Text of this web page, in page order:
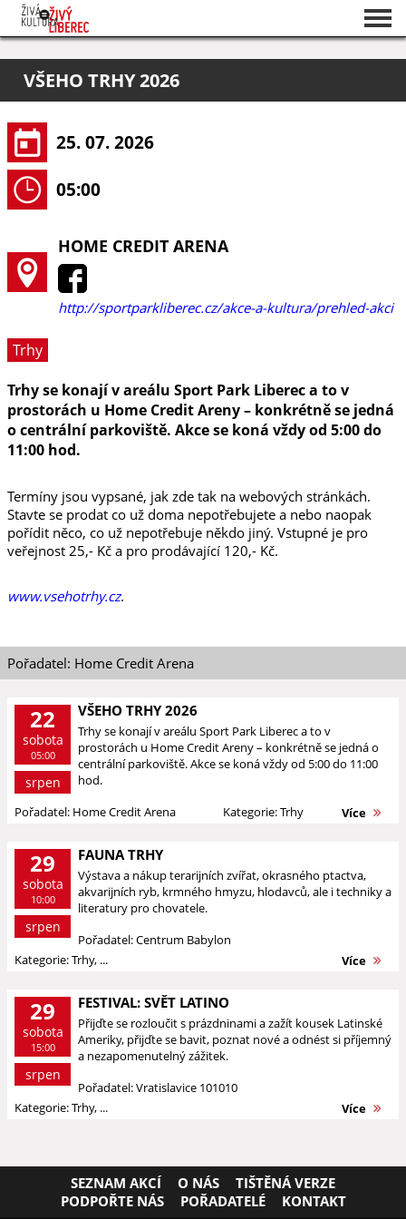
O projektu
Pořadatelé
VŠEHO TRHY 2026
25. 07. 2026
05:00
HOME CREDIT ARENA
http://sportparkliberec.cz/akce-a-kultura/prehled-akci
Trhy
Trhy se konají v areálu Sport Park Liberec a to v
prostorách u Home Credit Areny – konkrétně se jedná
o centrální parkoviště. Akce se koná vždy od 5:00 do
11:00 hod.
Termíny jsou vypsané, jak zde tak na webových stránkách.
Stavte se prodat co už doma nepotřebujete a nebo naopak
pořídit něco, co už nepotřebuje někdo jiný. Vstupné je pro
veřejnost 25,- Kč a pro prodávající 120,- Kč.
www.vsehotrhy.cz.
Pořadatel: Home Credit Arena
22
sobota
05:00
srpen
VŠEHO TRHY 2026
Trhy se konají v areálu Sport Park Liberec a to v
prostorách u Home Credit Areny – konkrétně se jedná o
centrální parkoviště. Akce se koná vždy od 5:00 do 11:00
hod.
Pořadatel: Home Credit Arena
Kategorie: Trhy Více
29
sobota
10:00
srpen
FAUNA TRHY
Výstava a nákup terarijních zvířat, okrasného ptactva,
akvarijních ryb, krmného hmyzu, hlodavců, ale i techniky a
literatury pro chovatele.
Pořadatel: Centrum Babylon
Kategorie: Trhy, ...
Více
29
sobota
15:00
srpen
FESTIVAL: SVĚT LATINO
Přijďte se rozloučit s prázdninami a zažít kousek Latinské
Ameriky, přijďte se bavit, poznat nové a odnést si příjemný
a nezapomenutelný zážitek.
Pořadatel: Vratislavice 101010
Kategorie: Trhy, ...
Více
SEZNAM AKCÍ O NÁS
TIŠTĚNÁ VERZE
PODPOŘTE NÁS
POŘADATELÉ KONTAKT